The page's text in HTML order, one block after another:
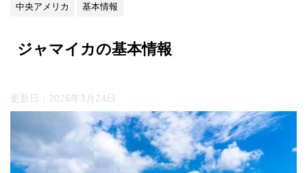
中央アメリカ 基本情報
ジャマイカの基本情報
更新日： 2026年3月24日